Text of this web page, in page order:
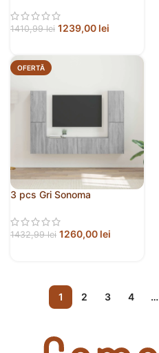
1410,99lei 1239,00 lei
OFERTĂ
3 pcs Gri Sonoma
1432,99lei 1260,00 lei
1 2 3 4 …